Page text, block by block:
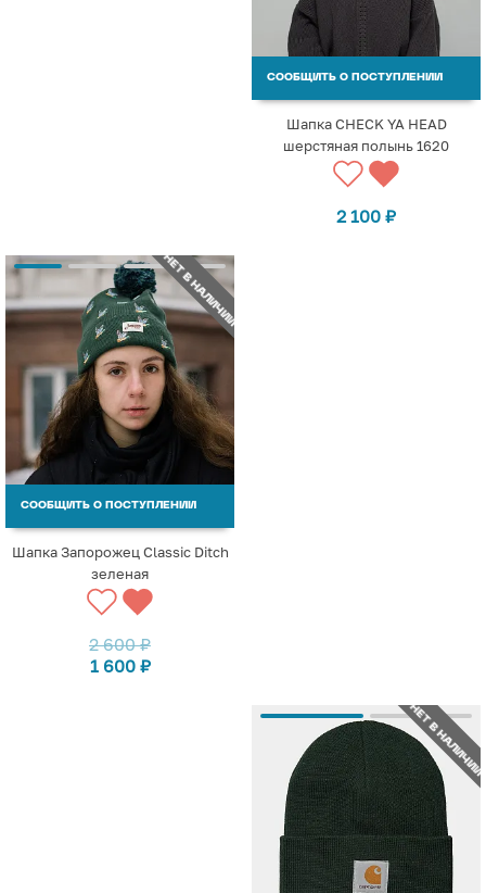
СООБЩИТЬ О ПОСТУПЛЕНИИ
Шапка CHECK YA HEAD
шерстяная полынь 1620
2 100 ₽
НЕТ В НАЛИЧИИ
СООБЩИТЬ О ПОСТУПЛЕНИИ
Шапка Запорожец Classic Ditch
зеленая
2 600₽
1 600 ₽
НЕТ В НАЛИЧИИ